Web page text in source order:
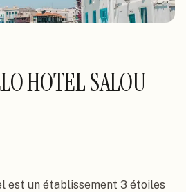
HOTEL SALOU
est un établissement 3 étoiles